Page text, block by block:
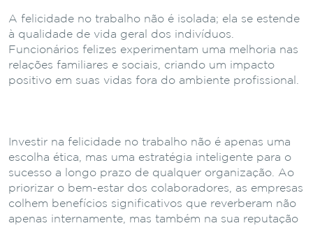
A felicidade no trabalho não é isolada; ela se estende
à qualidade de vida geral dos indivíduos.
Funcionários felizes experimentam uma melhoria nas
relações familiares e sociais, criando um impacto
positivo em suas vidas fora do ambiente profissional.
Investir na felicidade no trabalho não é apenas uma
escolha ética, mas uma estratégia inteligente para o
sucesso a longo prazo de qualquer organização. Ao
priorizar o bem-estar dos colaboradores, as empresas
colhem benefícios significativos que reverberam não
apenas internamente, mas também na sua reputação